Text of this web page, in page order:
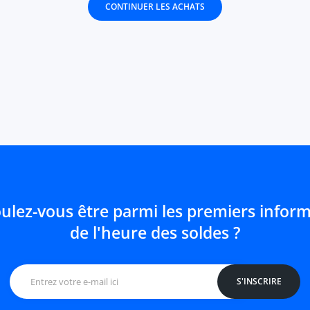
CONTINUER LES ACHATS
vous être parmi les premiers
de l'heure des soldes ?
S'INSCRIRE